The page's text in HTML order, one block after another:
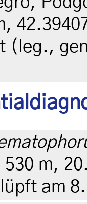
(leg.,
530 m,
am